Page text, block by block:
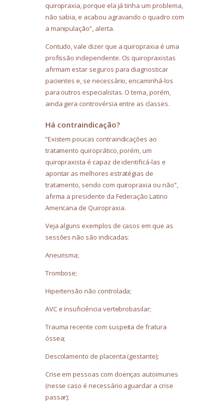
quiropraxia, porque ela já tinha um problema,
não sabia, e acabou agravando o quadro com
a manipulação”, alerta.
Contudo, vale dizer que a quiropraxia é uma
profissão independente. Os quiropraxistas
afirmam estar seguros para diagnosticar
pacientes e, se necessário, encaminhá-los
para outros especialistas. O tema, porém,
ainda gera controvérsia entre as classes.
Há contraindicação?
“Existem poucas contraindicações ao
tratamento quiroprático, porém, um
quiropraxista é capaz de identificá-las e
apontar as melhores estratégias de
tratamento, sendo com quiropraxia ou não”,
afirma a presidente da Federação Latino
Americana de Quiropraxia.
Veja alguns exemplos de casos em que as
sessões não são indicadas:
Aneurisma;
Trombose;
Hipertensão não controlada;
AVC e insuficiência vertebrobasilar;
Trauma recente com suspeita de fratura
óssea;
Descolamento de placenta (gestante);
Crise em pessoas com doenças autoimunes
(nesse caso é necessário aguardar a crise
passar);